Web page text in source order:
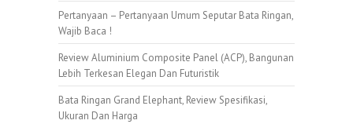
Pertanyaan – Pertanyaan Umum Seputar Bata Ringan,
Wajib Baca !
Review Aluminium Composite Panel (ACP), Bangunan
Lebih Terkesan Elegan Dan Futuristik
Bata Ringan Grand Elephant, Review Spesifikasi,
Ukuran Dan Harga